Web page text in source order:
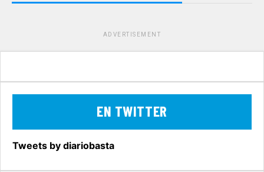
ADVERTISEMENT
EN TWITTER
Tweets by diariobasta